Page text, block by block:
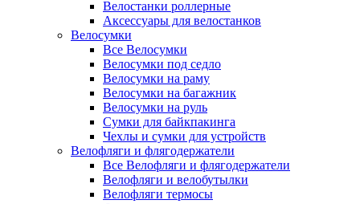
Велостанки роллерные
Аксессуары для велостанков
Велосумки
Все Велосумки
Велосумки под седло
Велосумки на раму
Велосумки на багажник
Велосумки на руль
Сумки для байкпакинга
Чехлы и сумки для устройств
Велофляги и флягодержатели
Все Велофляги и флягодержатели
Велофляги и велобутылки
Велофляги термосы